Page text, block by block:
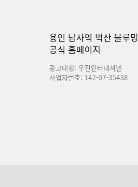
용인 남사역 벽산 블루밍
공식 홈페이지
광고대행: 우진인터내셔널
사업자번호: 142-07-35438